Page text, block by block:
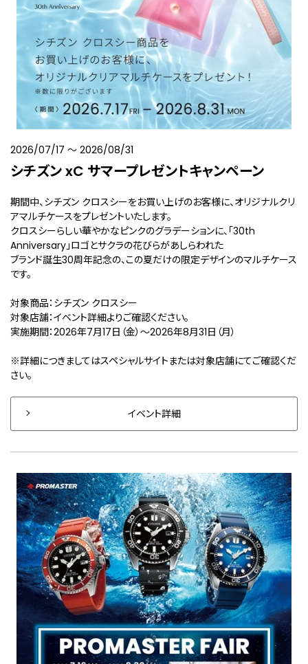
2026/07/17 〜 2026/08/31
シチズン xC サマープレゼントキャンペーン
期間中、シチズン クロスシーをお買い上げのお客様に、オリジナルクリ
アマルチケースをプレゼントいたします。
クロスシーらしい華やかなピンクのグラデーションに、「30th
Anniversary」ロゴとサクラの花びらがあしらわれた
ブランド誕生30周年記念の、この夏だけの限定デザインのマルチケース
です。
対象商品：シチズン クロスシー
対象店舗：イベント詳細よりご確認ください。
実施期間：2026年7月17日（金）～2026年8月31日（月）
※詳細につきましてはスペシャルサイトまたは対象店舗にてご確認くだ
さい。
イベント詳細